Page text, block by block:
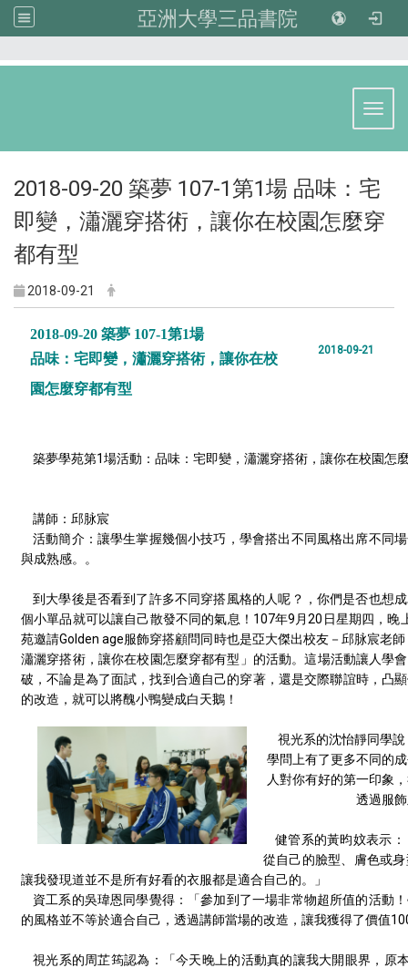
亞洲大學三品書院
2018-09-20 築夢 107-1第1場 品味：宅
即變，瀟灑穿搭術，讓你在校園怎麼穿
都有型
2018-09-21
2018-09-20 築夢 107-1第1場
品味：宅即變，瀟灑穿搭術，讓你在校
園怎麼穿都有型
2018-09-21
築夢學苑第1場活動： 品味：宅即變，瀟灑穿搭術，讓你在校園怎
講師： 邱脉宸
活動簡介： 讓學生掌握幾個小技巧，學會搭出不同風格出席不同
與成熟感。
。
到大學後是否看到了許多不同穿搭風格的人呢？，你們是否也想
個小單品就可以讓自己散發不同的氣息！ 107年9 月20 日星期四，晚
苑邀請Golden age服飾穿搭顧問同時也是亞大傑出校友－邱脉宸老
瀟灑穿搭術，讓你在校園怎麼穿都有型 」的活動。這場活動讓人學
破，不論是為了面試，找到合適自己的穿著，還是交際聯誼時，凸
的改造，就可以將醜小鴨變成白天鵝！
視光系的沈怡靜同學
學問上有了更多不同的
人對你有好的第一印象
透過服
健管系的黃昀妏表示
從自己的臉型、膚色或
讓我發現道並不是所有好看的衣服都是適合自己的。」
資工系的吳瑋恩同學覺得：「參加到了一場非常物超所值的活動
的風格並不等於適合自己，透過講師當場的改造，讓我獲得了價值
視光系的周芷筠認為：「今天晚上的活動真的讓我大開眼界，原